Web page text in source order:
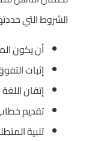
الشروط التي
أن يكون
إثبات
إتقان اللغة
تقديم
تلبية